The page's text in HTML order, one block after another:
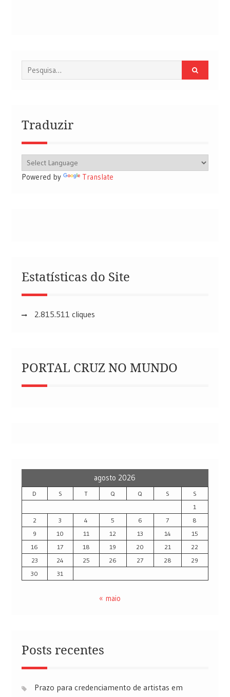
Procurar
por:
Traduzir
Powered by Translate
Estatísticas do Site
2.815.511 cliques
PORTAL CRUZ NO MUNDO
agosto 2026
D S T Q Q S
S
1
2
3 4 5 6 7
8
9
10 11 12 13 14
15
16
17 18 19 20 21
22
23
24 25 26 27 28
29
30
31
« maio
Posts recentes
Prazo para credenciamento de artistas em